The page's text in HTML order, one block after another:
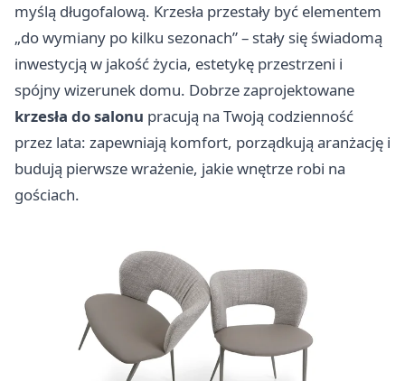
myślą długofalową. Krzesła przestały być elementem
„do wymiany po kilku sezonach” – stały się świadomą
inwestycją w jakość życia, estetykę przestrzeni i
spójny wizerunek domu. Dobrze zaprojektowane
krzesła do salonu pracują na Twoją codzienność
przez lata: zapewniają komfort, porządkują aranżację i
budują pierwsze wrażenie, jakie wnętrze robi na
gościach.